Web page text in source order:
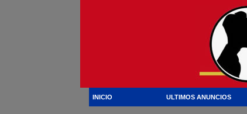
INICIO ULTIMOS ANUNCIOS